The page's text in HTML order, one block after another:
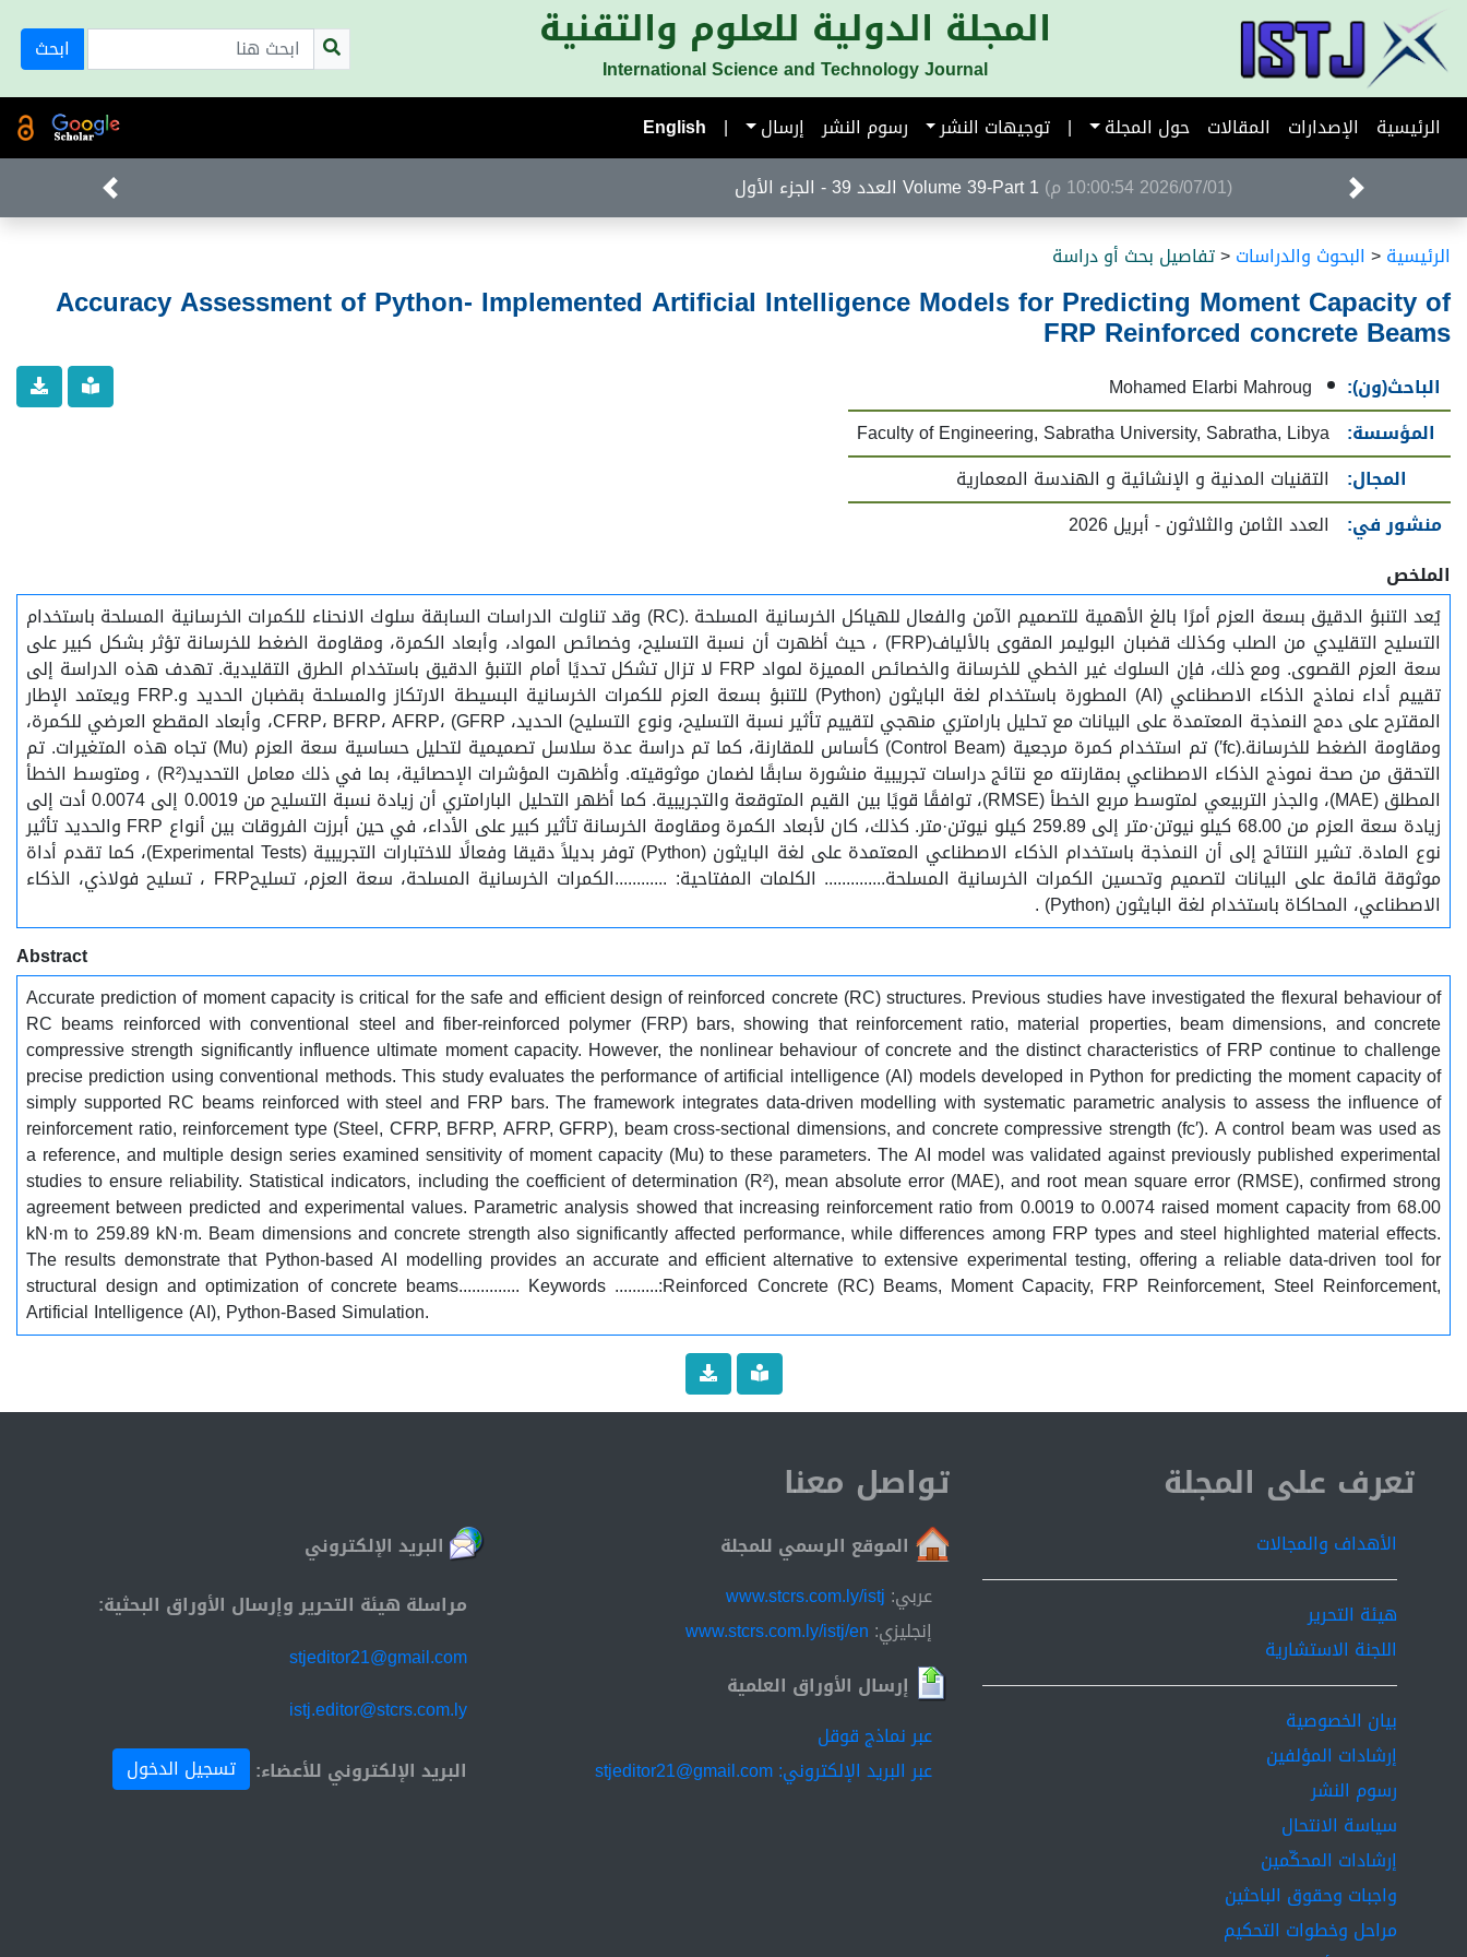
المجلة الدولية للعلوم والتقنية
International Science and Technology Journal
ابحث
الرئيسية الإصدارات المقالات حول المجلة | توجيهات النشر رسوم النشر إرسال |
English
(2026/07/01 10:00:54 م)
Volume 39-Part 1 العدد 39 - الجزء الأول
الرئيسية< البحوث والدراسات<تفاصيل بحث أو دراسة
Accuracy Assessment of Python- Implemented Artificial Intelligence Models for Predicting Moment Capacity of
FRP Reinforced concrete Beams
الباحث(ون):
Mohamed Elarbi Mahroug
المؤسسة: Faculty of Engineering, Sabratha University, Sabratha, Libya
المجال:
التقنيات المدنية و الإنشائية و الهندسة المعمارية
منشور في:
العدد الثامن والثلاثون - أبريل 2026
الملخص
يُعد التنبؤ الدقيق بسعة العزم أمرًا بالغ الأهمية للتصميم الآمن والفعال للهياكل الخرسانية المسلحة .(RC) وقد تناولت الدراسات السابقة سلوك الانحناء للكمرات الخرسانية المسلحة باستخدام
التسليح التقليدي من الصلب وكذلك قضبان البوليمر المقوى بالألياف(FRP) ، حيث أظهرت أن نسبة التسليح، وخصائص المواد، وأبعاد الكمرة، ومقاومة الضغط للخرسانة تؤثر بشكل كبير على
سعة العزم القصوى. ومع ذلك، فإن السلوك غير الخطي للخرسانة والخصائص المميزة لمواد FRP لا تزال تشكل تحديًا أمام التنبؤ الدقيق باستخدام الطرق التقليدية. تهدف هذه الدراسة إلى
تقييم أداء نماذج الذكاء الاصطناعي (AI) المطورة باستخدام لغة البايثون (Python) للتنبؤ بسعة العزم للكمرات الخرسانية البسيطة الارتكاز والمسلحة بقضبان الحديد و.FRP ويعتمد الإطار
المقترح على دمج النمذجة المعتمدة على البيانات مع تحليل بارامتري منهجي لتقييم تأثير نسبة التسليح، ونوع التسليح) الحديد، CFRP، BFRP، AFRP، (GFRP، وأبعاد المقطع العرضي للكمرة،
ومقاومة الضغط للخرسانة.(fc′) تم استخدام كمرة مرجعية (Control Beam) كأساس للمقارنة، كما تم دراسة عدة سلاسل تصميمية لتحليل حساسية سعة العزم (Mu) تجاه هذه المتغيرات. تم
التحقق من صحة نموذج الذكاء الاصطناعي بمقارنته مع نتائج دراسات تجريبية منشورة سابقًا لضمان موثوقيته. وأظهرت المؤشرات الإحصائية، بما في ذلك معامل التحديد(R²) ، ومتوسط الخطأ
المطلق (MAE)، والجذر التربيعي لمتوسط مربع الخطأ (RMSE)، توافقًا قويًا بين القيم المتوقعة والتجريبية. كما أظهر التحليل البارامتري أن زيادة نسبة التسليح من 0.0019 إلى 0.0074 أدت إلى
زيادة سعة العزم من 68.00 كيلو نيوتن·متر إلى 259.89 كيلو نيوتن·متر. كذلك، كان لأبعاد الكمرة ومقاومة الخرسانة تأثير كبير على الأداء، في حين أبرزت الفروقات بين أنواع FRP والحديد تأثير
نوع المادة. تشير النتائج إلى أن النمذجة باستخدام الذكاء الاصطناعي المعتمدة على لغة البايثون (Python) توفر بديلاً دقيقا وفعالًا للاختبارات التجريبية (Experimental Tests)، كما تقدم أداة
موثوقة قائمة على البيانات لتصميم وتحسين الكمرات الخرسانية المسلحة.............. الكلمات المفتاحية: ............الكمرات الخرسانية المسلحة، سعة العزم، تسليحFRP ، تسليح فولاذي، الذكاء
الاصطناعي، المحاكاة باستخدام لغة البايثون (Python) .
Abstract
Accurate prediction of moment capacity is critical for the safe and efficient design of reinforced concrete (RC) structures. Previous studies have investigated the flexural behaviour of
RC beams reinforced with conventional steel and fiber-reinforced polymer (FRP) bars, showing that reinforcement ratio, material properties, beam dimensions, and concrete
compressive strength significantly influence ultimate moment capacity. However, the nonlinear behaviour of concrete and the distinct characteristics of FRP continue to challenge
precise prediction using conventional methods. This study evaluates the performance of artificial intelligence (AI) models developed in Python for predicting the moment capacity of
simply supported RC beams reinforced with steel and FRP bars. The framework integrates data-driven modelling with systematic parametric analysis to assess the influence of
reinforcement ratio, reinforcement type (Steel, CFRP, BFRP, AFRP, GFRP), beam cross-sectional dimensions, and concrete compressive strength (fc′). A control beam was used as
a reference, and multiple design series examined sensitivity of moment capacity (Mu) to these parameters. The AI model was validated against previously published experimental
studies to ensure reliability. Statistical indicators, including the coefficient of determination (R²), mean absolute error (MAE), and root mean square error (RMSE), confirmed strong
agreement between predicted and experimental values. Parametric analysis showed that increasing reinforcement ratio from 0.0019 to 0.0074 raised moment capacity from 68.00
kN·m to 259.89 kN·m. Beam dimensions and concrete strength also significantly affected performance, while differences among FRP types and steel highlighted material effects.
The results demonstrate that Python-based AI modelling provides an accurate and efficient alternative to extensive experimental testing, offering a reliable data-driven tool for
structural design and optimization of concrete beams.............. Keywords ..........:Reinforced Concrete (RC) Beams, Moment Capacity, FRP Reinforcement, Steel Reinforcement,
Artificial Intelligence (AI), Python-Based Simulation.
ISSN 2519-9854
تعرف على المجلة
الأهداف والمجالات
هيئة التحرير
اللجنة الاستشارية
بيان الخصوصية
إرشادات المؤلفين
رسوم النشر
سياسة الانتحال
إرشادات المحكّمين
واجبات وحقوق الباحثين
مراحل وخطوات التحكيم
تواصل معنا
الموقع الرسمي للمجلة
عربي: www.stcrs.com.ly/istj
إنجليزي: www.stcrs.com.ly/istj/en
إرسال الأوراق العلمية
عبر نماذج قوقل
عبر البريد الإلكتروني: stjeditor21@gmail.com
البريد الإلكتروني
مراسلة هيئة التحرير وإرسال الأوراق البحثية:
stjeditor21@gmail.com
istj.editor@stcrs.com.ly
البريد الإلكتروني للأعضاء:
تسجيل الدخول